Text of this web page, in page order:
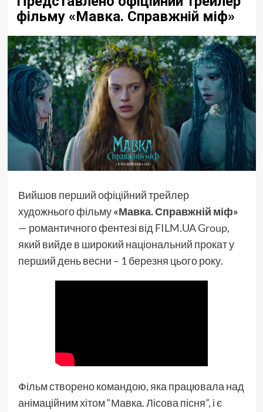
фільму «Мавка. Справжній міф»
Вийшов перший офіційний трейлер
художнього фільму«Мавка. Справжній міф»
— романтичного фентезі від FILM.UA Group,
який вийде в широкий національний прокат у
перший день весни – 1 березня цього року.
Фільм створено командою, яка працювала над
анімаційним хітом “Мавка. Лісова пісня”, і є